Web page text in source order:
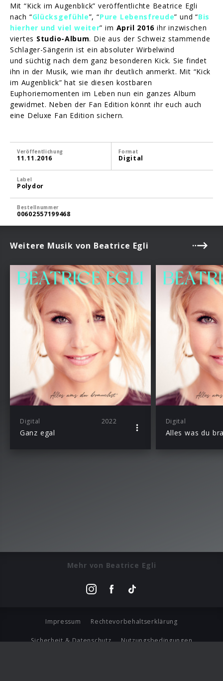
Mit “Kick im Augenblick” veröffentlichte Beatrice Egli
nach “Glücksgefühle”, “Pure Lebensfreude” und “Bis
hierher und viel weiter” im April 2016 ihr inzwischen
viertes Studio-Album. Die aus der Schweiz stammende
Schlager-Sängerin ist ein absoluter Wirbelwind
und süchtig nach dem ganz besonderen Kick. Sie findet
ihn in der Musik, wie man ihr deutlich anmerkt. Mit “Kick
im Augenblick” hat sie diesen kostbaren
Euphoriemomenten im Leben nun ein ganzes Album
gewidmet. Neben der Fan Edition könnt ihr euch auch
eine Deluxe Fan Edition sichern.
Veröffentlichung
11.11.2016
Format
Digital
Label
Polydor
Bestellnummer
00602557199468
Weitere Musik von Beatrice Egli
Digital 2022
Ganz egal
Digital
Alles was du
Mehr von Beatrice Egli
Impressum Rechtevorbehaltserklärung
Sicherheit & Datenschutz Nutzungsbedingungen